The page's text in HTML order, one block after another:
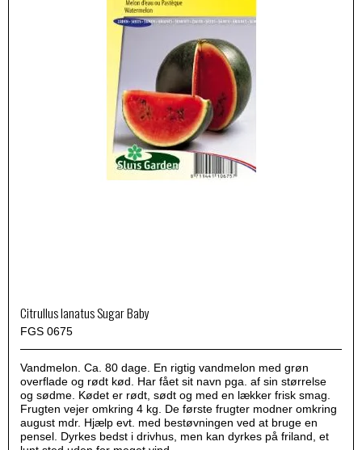
Citrullus lanatus Sugar Baby
FGS 0675
Vandmelon. Ca. 80 dage. En rigtig vandmelon med grøn
overflade og rødt kød. Har fået sit navn pga. af sin størrelse
og sødme. Kødet er rødt, sødt og med en lækker frisk smag.
Frugten vejer omkring 4 kg. De første frugter modner omkring
august mdr. Hjælp evt. med bestøvningen ved at bruge en
pensel. Dyrkes bedst i drivhus, men kan dyrkes på friland, et